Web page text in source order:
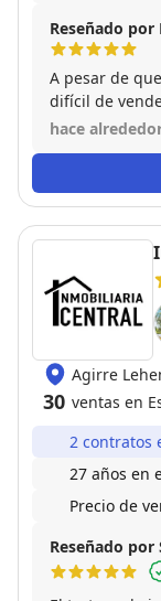
Reseñado
A pesar de
difícil de
todo el
todo,
todo
durante toda
hace
Agirre
30 ventas en
2 contratos
27 años en
Precio de
Reseñado por